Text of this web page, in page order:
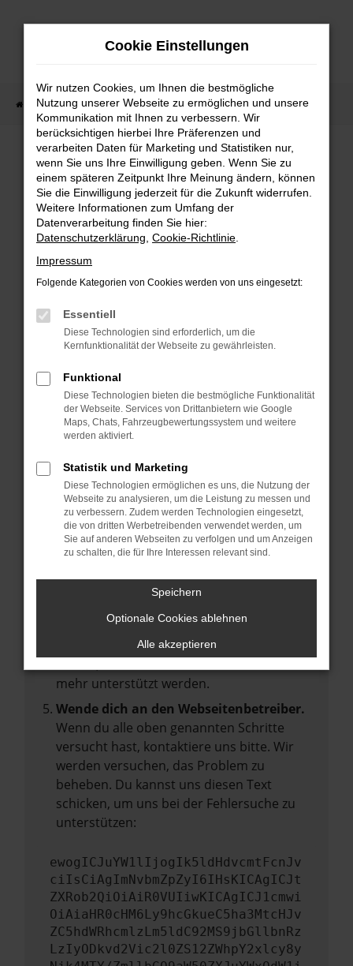
Zum
Startseite Fahrzeugangebote Fahrzeug-Showroom
Fehler: Network Error
Beim Laden ist ein Fehler aufgetreten.
Hier sind ein paar Tipps, die dir helfen können:
Internetverbindung.
Laden andere Webseiten, zum Beispiel
Prüfe deine Browsererweiterungen.
Manche Erweiterungen, wie Werbeblocker,
können das Laden bestimmter Seiten
verhindern. Funktioniert die Seite in einem
anderen Browser oder in einem privaten
Fenster?
Starte dein Gerät neu.
Das kann manchmal helfen,
vorübergehende Probleme zu beheben.
Betriebssystem auf dem neuesten Stand
Veraltete Software birgt nicht nur ein
Sicherheitsrisiko, sondern kann auch dazu
mehr unterstützt werden.
Wende dich an den Webseitenbetreiber.
Wenn du alle oben genannten Schritte
versucht hast, kontaktiere uns bitte. Wir
werden versuchen, das Problem zu
beheben. Du kannst uns diesen Text
schicken, um uns bei der Fehlersuche zu
unterstützen:
ewogICJuYW1lIjogIk5ldHdvcmtFcnJv
ciIsCiAgImNvbmZpZyI6IHsKICAgICJt
ZXRob2QiOiAiR0VUIiwKICAgICJ1cmwi
OiAiaHR0cHM6Ly9hcGkueC5ha3MtcHJv
ZC5hdWRhcmlzLm5ldC92MS9jbGllbnRz
LzIyODkvd2Vic2l0ZS12ZWhpY2xlcy8y
Cookie Einstellungen
Wir nutzen Cookies, um Ihnen die bestmögliche
Nutzung unserer Webseite zu ermöglichen und unsere
Kommunikation mit Ihnen zu verbessern. Wir
berücksichtigen hierbei Ihre Präferenzen und
verarbeiten Daten für Marketing und Statistiken nur,
wenn Sie uns Ihre Einwilligung geben. Wenn Sie zu
einem späteren Zeitpunkt Ihre Meinung ändern, können
Sie die Einwilligung jederzeit für die Zukunft widerrufen.
Weitere Informationen zum Umfang der
Datenverarbeitung finden Sie hier:
Datenschutzerklärung Cookie-Richtlinie
Impressum
Folgende Kategorien von Cookies werden von uns eingesetzt:
Essentiell
Diese Technologien sind erforderlich, um die
Kernfunktionalität der Webseite zu gewährleisten.
Funktional
Diese Technologien bieten die bestmögliche Funktionalität
der Webseite. Services von Drittanbietern wie Google
Maps, Chats, Fahrzeugbewertungssystem und weitere
werden aktiviert.
Statistik und Marketing
Diese Technologien ermöglichen es uns, die Nutzung der
Webseite zu analysieren, um die Leistung zu messen und
zu verbessern. Zudem werden Technologien eingesetzt,
die von dritten Werbetreibenden verwendet werden, um
Sie auf anderen Webseiten zu verfolgen und um Anzeigen
zu schalten, die für Ihre Interessen relevant sind.
Speichern
Optionale Cookies ablehnen
Alle akzeptieren